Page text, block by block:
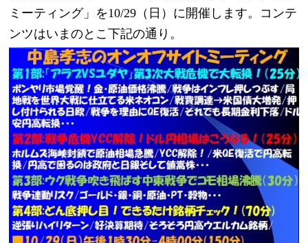
ミーティング」を10/29（日）に開催します。コンテ
ンツはいまのとこ下記の通り。